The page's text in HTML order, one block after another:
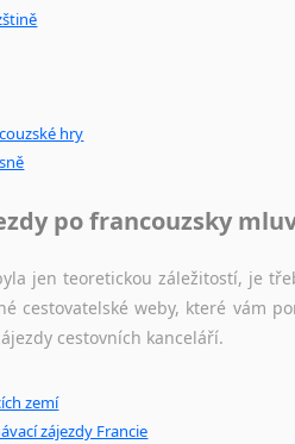
hry
po francouzsky
jen teoretickou záležitostí, je
cestovatelské weby, které vám
cestovních kanceláří.
zemí
zájezdy Francie